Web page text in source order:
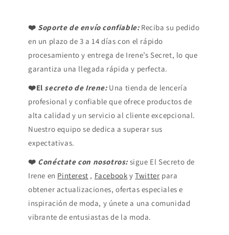
❤️ Soporte de envío confiable: Reciba su pedido
en un plazo de 3 a 14 días con el rápido
procesamiento y entrega de Irene’s Secret, lo que
garantiza una llegada rápida y perfecta.
❤️El secreto de Irene: Una tienda de lencería
profesional y confiable que ofrece productos de
alta calidad y un servicio al cliente excepcional.
Nuestro equipo se dedica a superar sus
expectativas.
❤️ Conéctate con nosotros: sigue El Secreto de
Irene en Pinterest , Facebook yTwitter para
obtener actualizaciones, ofertas especiales e
inspiración de moda, y únete a una comunidad
vibrante de entusiastas de la moda.